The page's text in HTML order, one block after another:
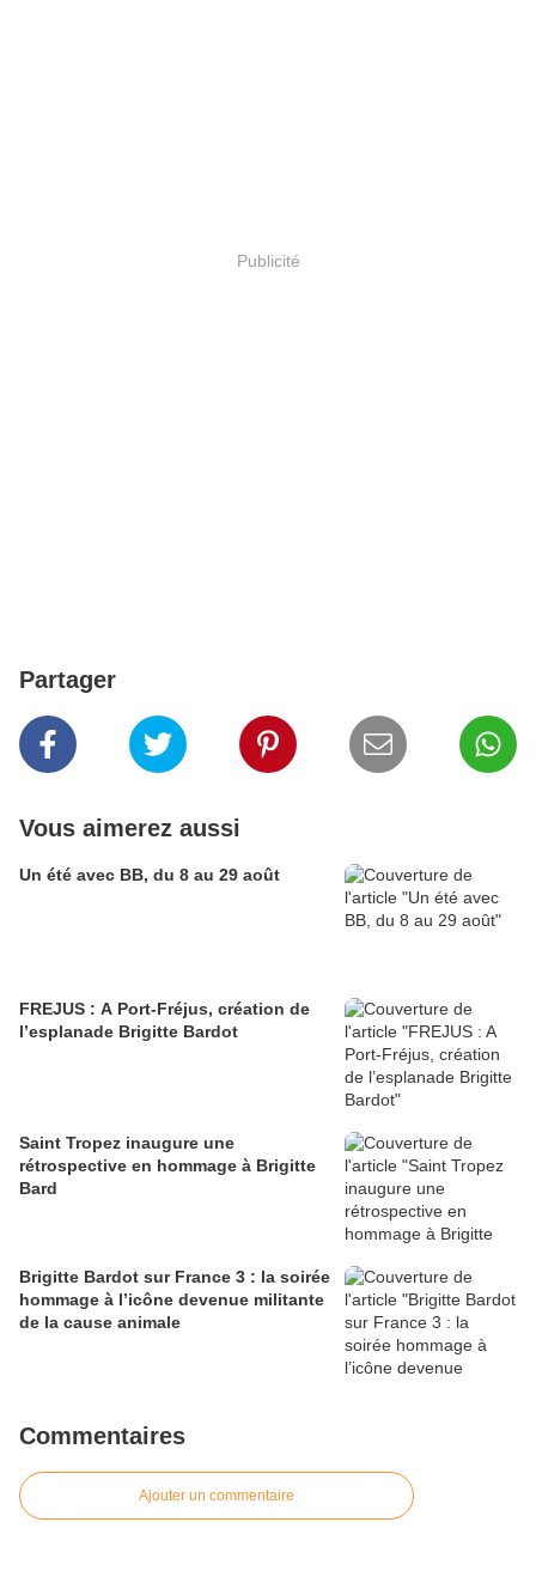
Publicité
Partager
Vous aimerez aussi
Un été avec BB, du 8 au 29 août
FREJUS : A Port-Fréjus, création de
l’esplanade Brigitte Bardot
Saint Tropez inaugure une
rétrospective en hommage à Brigitte
Bard
Brigitte Bardot sur France 3 : la soirée
hommage à l’icône devenue militante
de la cause animale
Commentaires
Ajouter un commentaire